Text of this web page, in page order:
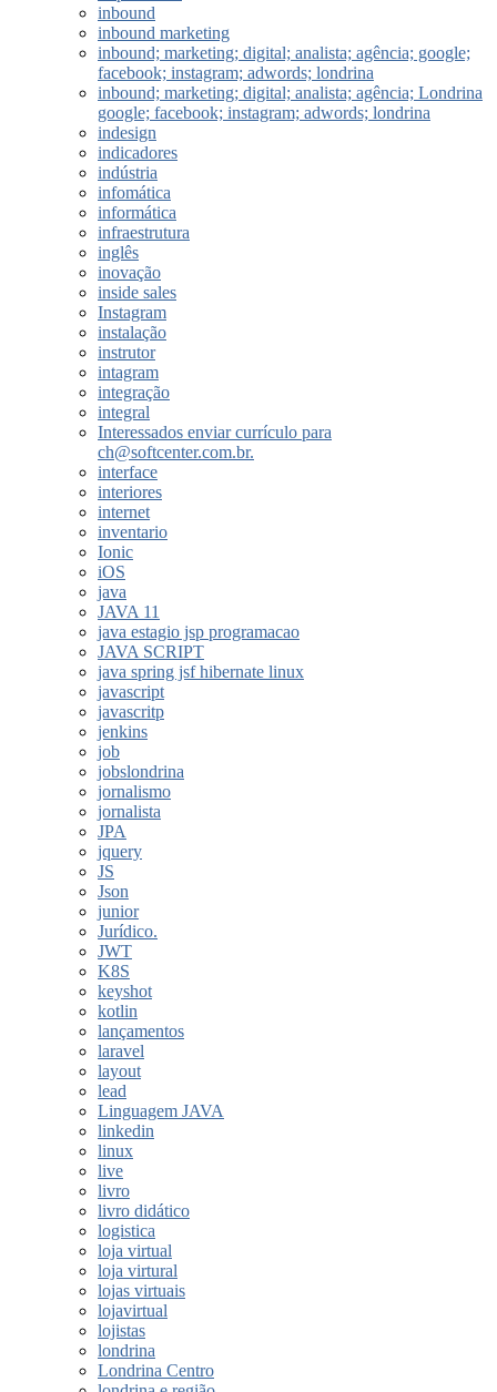
inbound
inbound marketing
inbound; marketing; digital; analista; agência; google;
facebook; instagram; adwords; londrina
inbound; marketing; digital; analista; agência; Londrina
google; facebook; instagram; adwords; londrina
indesign
indicadores
indústria
infomática
informática
infraestrutura
inglês
inovação
inside sales
Instagram
instalação
instrutor
intagram
integração
integral
Interessados enviar currículo para
ch@softcenter.com.br.
interface
interiores
internet
inventario
Ionic
iOS
java
JAVA 11
java estagio jsp programacao
JAVA SCRIPT
java spring jsf hibernate linux
javascript
javascritp
jenkins
job
jobslondrina
jornalismo
jornalista
JPA
jquery
JS
Json
junior
Jurídico.
JWT
K8S
keyshot
kotlin
lançamentos
laravel
layout
lead
Linguagem JAVA
linkedin
linux
live
livro
livro didático
logistica
loja virtual
loja virtural
lojas virtuais
lojavirtual
lojistas
londrina
Londrina Centro